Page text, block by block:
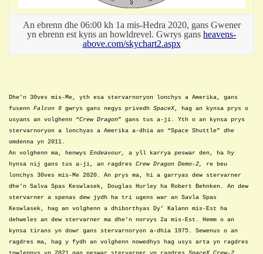
An ebrenn dhe 06:00 kh 1a mis-Hedra 2020, gans Gwener
yn ebrenn est kyns an howldrevel. Gwrys gans heavens-
above.com/skychart2.aspx
Dhe’n 30ves mis-Me, yth esa stervarnoryon lonchys a Amerika, gans
fusenn Falcon 9 gwrys gans negys privedh SpaceX, hag an kynsa prys o
usyans an volghenn “Crew Dragon” gans tus a-ji. Yth o an kynsa prys
stervarnoryon a lonchyas a Amerika a-dhia an “Space Shuttle” dhe
omdenna yn 2011.
An volghenn ma, henwys Endeavour, a yll karrya peswar den, ha hy
hynsa nij gans tus a-ji, an ragdres Crew Dragon Demo-2,
re beu
lonchys 30ves mis-Me 2020. An prys ma, hi a garryas dew stervarner
dhe’n Salva Spas Keswlasek, Douglas Hurley ha Robert Behnken. An dew
stervarner a spenas dew jydh ha tri ugens war an Savla Spas
Keswlasek, hag an volghenn a dhiborthyas Dy’ Kalann mis-Est ha
dehweles an dew stervarner ma dhe’n norvys 2a mis-Est. Hemm o an
kynsa tirans yn dowr gans stervarnoryon a-dhia 1975. Sewenus o an
ragdres ma, hag y fydh an volghenn nowedhys hag usys arta yn ragdres